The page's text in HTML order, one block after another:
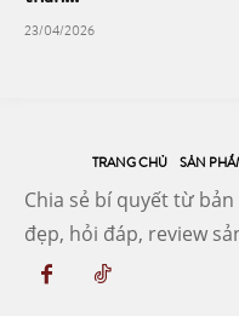
23/04/2026
TRANG CHỦ SẢN
Chia sẻ bí quyết từ
đẹp, hỏi đáp, review